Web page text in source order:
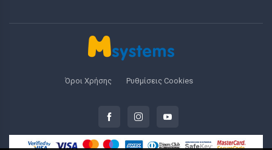
Όροι Χρήσης Ρυθμίσεις Cookies